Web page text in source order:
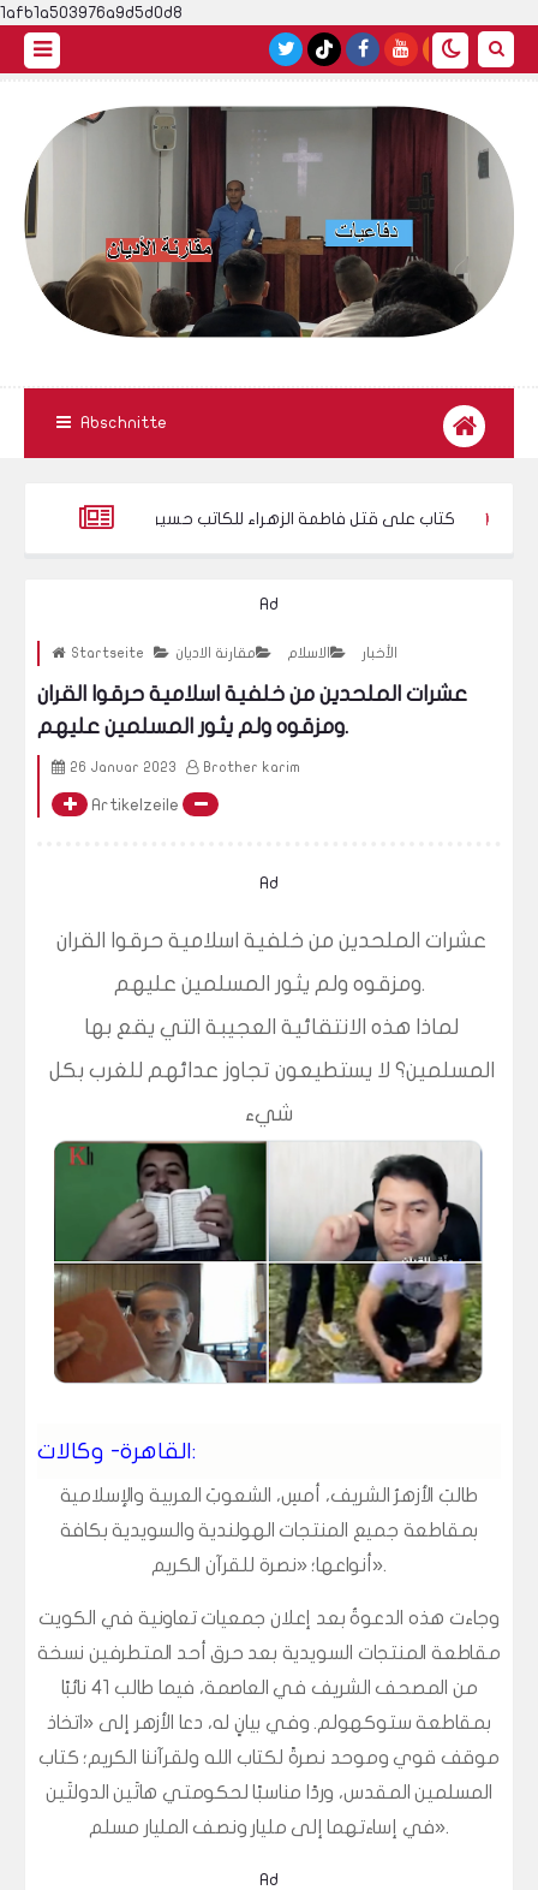
1afb1a503976a9d5d0d8
Abschnitte
كتاب على قتل فاطمة الزهراء للكاتب حسين العراقي ! فيديو
Ad
Startseite الأخبار الاسلام مقارنة الاديان
عشرات الملحدين من خلفية اسلامية حرقوا القران
ومزقوه ولم يثور المسلمين عليهم.
26 Januar 2023 Brother karim
Artikelzeile
Ad
ومزقوه ولم يثور المسلمين عليهم.
شيء
القاهرة- وكالات:
طالبَ الأزهرُ الشريف، أمسِ، الشعوبَ العربية والإسلامية
بمقاطعة جميع المنتجات الهولندية والسويدية بكافة
أنواعها؛ «نصرة للقرآن الكريم».
وجاءت هذه الدعوةُ بعد إعلان جمعيات تعاونية في الكويت
مقاطعة المنتجات السويدية بعد حرق أحد المتطرفين نسخة
من المصحف الشريف في العاصمة، فيما طالب 41 نائبًا
بمقاطعة ستوكهولم. وفي بيانٍ له، دعا الأزهر إلى «اتخاذ
موقف قوي وموحد نصرةً لكتاب الله ولقرآننا الكريم؛ كتاب
المسلمين المقدس، وردًا مناسبًا لحكومتي هاتَين الدولتَين
في إساءتهما إلى مليار ونصف المليار مسلم».
Ad